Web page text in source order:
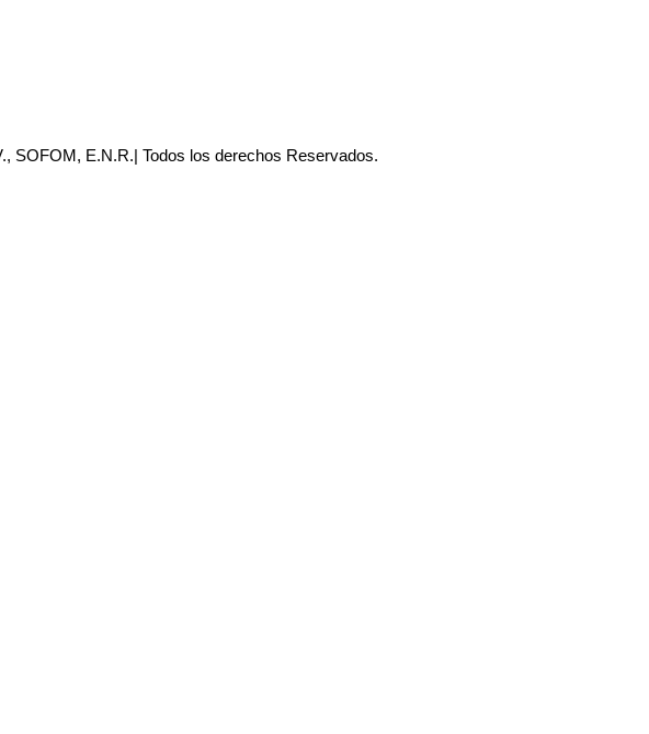
SOFOM, E.N.R.| Todos los derechos Reservados.